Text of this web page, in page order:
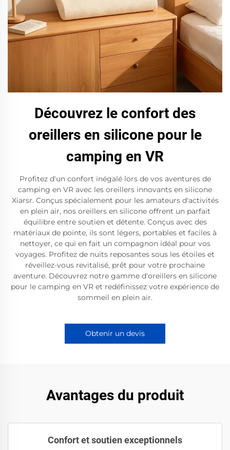
Découvrez le confort des
oreillers en silicone pour le
camping en VR
Profitez d'un confort inégalé lors de vos aventures de
camping en VR avec les oreillers innovants en silicone
Xiarsr. Conçus spécialement pour les amateurs d'activités
en plein air, nos oreillers en silicone offrent un parfait
équilibre entre soutien et détente. Conçus avec des
matériaux de pointe, ils sont légers, portables et faciles à
nettoyer, ce qui en fait un compagnon idéal pour vos
voyages. Profitez de nuits reposantes sous les étoiles et
réveillez-vous revitalisé, prêt pour votre prochaine
aventure. Découvrez notre gamme d'oreillers en silicone
pour le camping en VR et redéfinissez votre expérience de
sommeil en plein air.
Obtenir un devis
Avantages du produit
Confort et soutien exceptionnels